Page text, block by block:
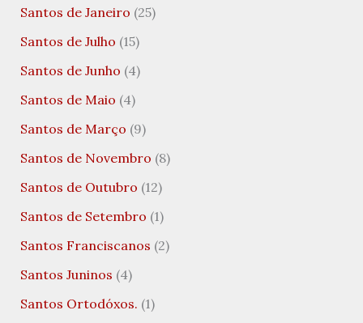
Santos de Janeiro (25)
Santos de Julho (15)
Santos de Junho (4)
Santos de Maio (4)
Santos de Março (9)
Santos de Novembro (8)
Santos de Outubro (12)
Santos de Setembro (1)
Santos Franciscanos (2)
Santos Juninos (4)
Santos Ortodóxos. (1)